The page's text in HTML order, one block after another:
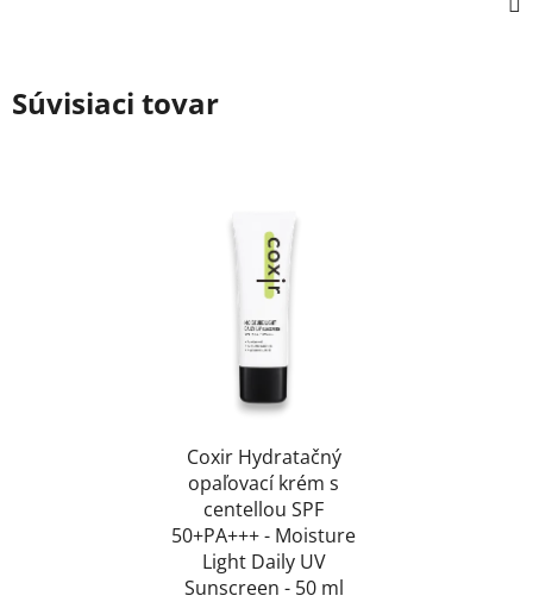
Súvisiaci tovar
Coxir Hydratačný
opaľovací krém s
centellou SPF
50+PA+++ - Moisture
Light Daily UV
Sunscreen - 50 ml